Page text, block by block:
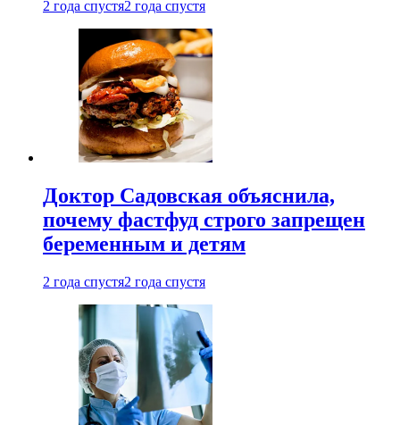
2 года спустя2 года спустя
Доктор Садовская объяснила,
почему фастфуд строго запрещен
беременным и детям
2 года спустя2 года спустя